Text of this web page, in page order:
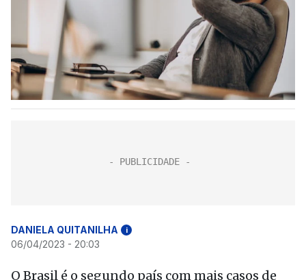
DANIELA QUITANILHA i
06/04/2023 - 20:03
O Brasil é o segundo país com mais casos de